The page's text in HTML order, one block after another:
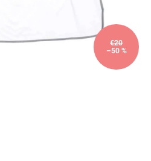
€20
–50 %